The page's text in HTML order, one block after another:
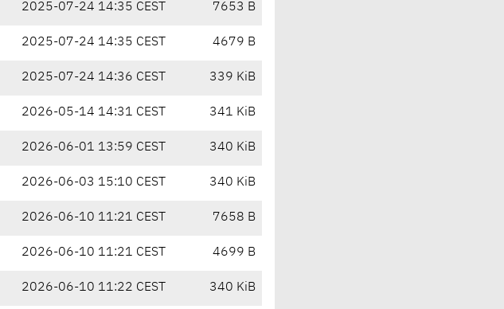
2025-07-24 14:35 CEST 7653 B
2025-07-24 14:35 CEST 4679 B
2025-07-24 14:36 CEST 339 KiB
2026-05-14 14:31 CEST 341 KiB
2026-06-01 13:59 CEST 340 KiB
2026-06-03 15:10 CEST 340 KiB
2026-06-10 11:21 CEST 7658 B
2026-06-10 11:21 CEST 4699 B
2026-06-10 11:22 CEST 340 KiB